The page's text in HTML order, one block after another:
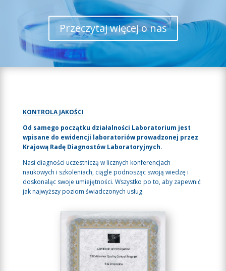
Przeczytaj więcej o nas
KONTROLA JAKOŚCI
Od samego początku działalności Laboratorium jest
wpisane do ewidencji laboratoriów prowadzonej przez
Krajową Radę Diagnostów Laboratoryjnych.
Nasi diagności uczestniczą w licznych konferencjach
naukowych i szkoleniach, ciągle podnosząc swoją wiedzę i
doskonaląc swoje umiejętności. Wszystko po to, aby zapewnić
jak najwyższy poziom świadczonych usług.